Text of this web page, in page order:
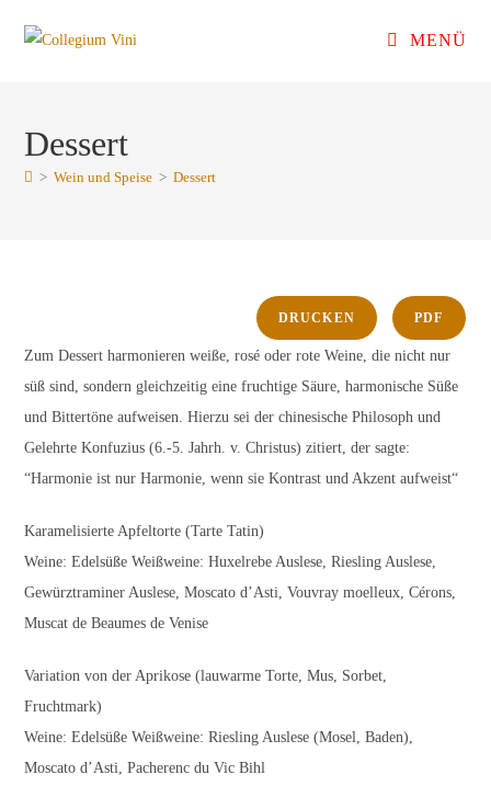
Inhalt
MENÜ
Dessert
> Wein und Speise > Dessert
DRUCKEN PDF
Zum Dessert harmonieren weiße, rosé oder rote Weine, die nicht nur
süß sind, sondern gleichzeitig eine fruchtige Säure, harmonische Süße
und Bittertöne aufweisen. Hierzu sei der chinesische Philosoph und
Gelehrte Konfuzius (6.-5. Jahrh. v. Christus) zitiert, der sagte:
“Harmonie ist nur Harmonie, wenn sie Kontrast und Akzent aufweist“
Karamelisierte Apfeltorte (Tarte Tatin)
Weine: Edelsüße Weißweine: Huxelrebe Auslese, Riesling Auslese,
Gewürztraminer Auslese, Moscato d’Asti, Vouvray moelleux, Cérons,
Muscat de Beaumes de Venise
Variation von der Aprikose (lauwarme Torte, Mus, Sorbet,
Fruchtmark)
Weine: Edelsüße Weißweine: Riesling Auslese (Mosel, Baden),
Moscato d’Asti, Pacherenc du Vic Bihl